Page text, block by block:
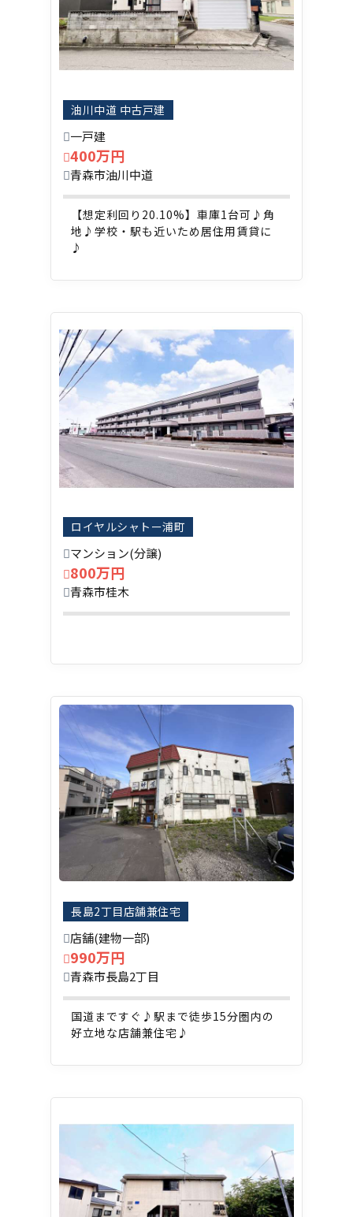
油川中道 中古戸建
一戸建
400万円
青森市油川中道
【想定利回り20.10%】車庫1台可♪角
地♪学校・駅も近いため居住用賃貸に
♪
ロイヤルシャトー浦町
マンション(分譲)
800万円
青森市桂木
長島2丁目店舗兼住宅
店舗(建物一部)
990万円
青森市長島2丁目
国道まですぐ♪駅まで徒歩15分圏内の
好立地な店舗兼住宅♪